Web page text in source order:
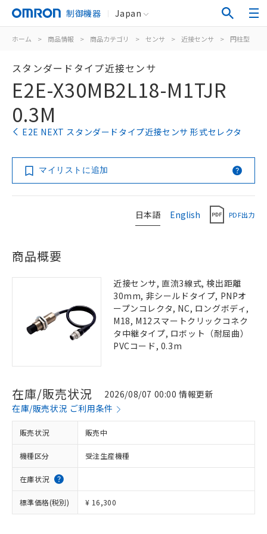
制御機器 Japan
ホーム > 商品情報 > 商品カテゴリ > センサ > 近接センサ > 円柱型
スタンダードタイプ近接センサ
E2E-X30MB2L18-M1TJR
0.3M
E2E NEXT スタンダードタイプ近接センサ 形式セレクタ
マイリストに追加
日本語 English PDF出力
商品概要
近接センサ, 直流3線式, 検出距離
30mm, 非シールドタイプ, PNPオ
ープンコレクタ, NC, ロングボディ,
M18, M12スマートクリックコネク
タ中継タイプ, ロボット（耐屈曲）
PVCコード, 0.3m
在庫/販売状況
2026/08/07 00:00 情報更新
在庫/販売状況 ご利用条件
販売状況 販売中
機種区分 受注生産機種
在庫状況
標準価格(税別) ¥ 16,300